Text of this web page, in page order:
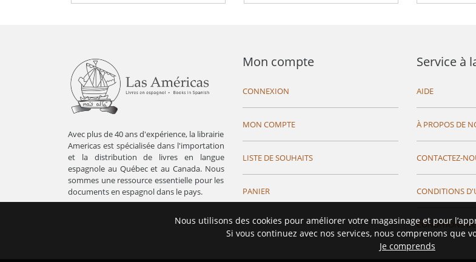
Avec plus de 40 ans d'expérience, la librairie
Americas est spécialisée dans l'importation
et la distribution de livres en langue
espagnole au Québec et au Canada. Nous
sommes une ressource essentielle pour les
documents en espagnol dans le pays.
Mon compte
CONNEXION
MON COMPTE
LISTE DE SOUHAITS
PANIER
Service à
AIDE
À PROPOS DE
CONTACTEZ-
CONDITIONS
CONDITIONS
Nous utilisons des cookies pour améliorer votre magasinage et pour
Si vous continuez avec nos services, nous comprenons que
Je comprends